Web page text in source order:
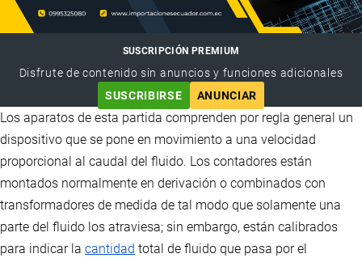
SUSCRIPCIÓN PREMIUM
Disfrute de contenido sin anuncios y funciones adicionales
SUSCRIBIRSE
ANUNCIAR
Los aparatos de esta partida comprenden por regla general un
dispositivo que se pone en movimiento a una velocidad
proporcional al caudal del fluido. Los contadores están
montados normalmente en derivación o combinados con
transformadores de medida de tal modo que solamente una
parte del fluido los atraviesa; sin embargo, están calibrados
para indicar la cantidad total de fluido que pasa por el